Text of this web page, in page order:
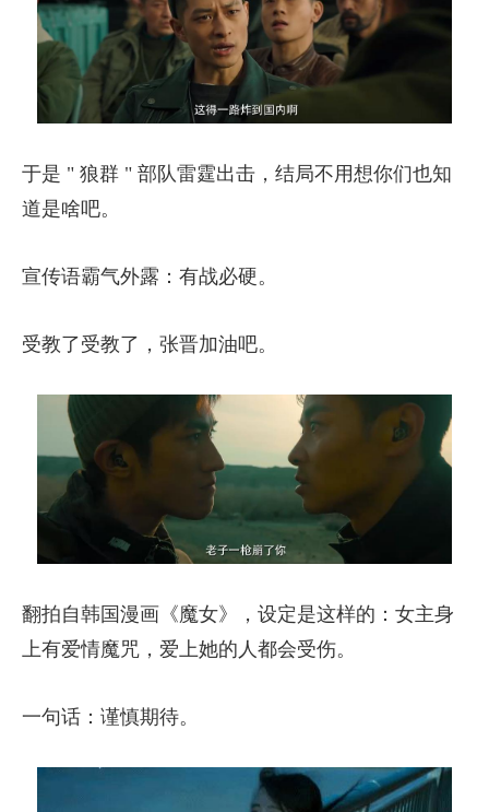
于是 " 狼群 " 部队雷霆出击，结局不用想你们也知
道是啥吧。
宣传语霸气外露：有战必硬。
受教了受教了，张晋加油吧。
翻拍自韩国漫画《魔女》，设定是这样的：女主身
上有爱情魔咒，爱上她的人都会受伤。
一句话：谨慎期待。